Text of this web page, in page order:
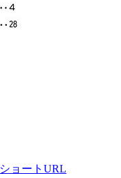
ショートURL